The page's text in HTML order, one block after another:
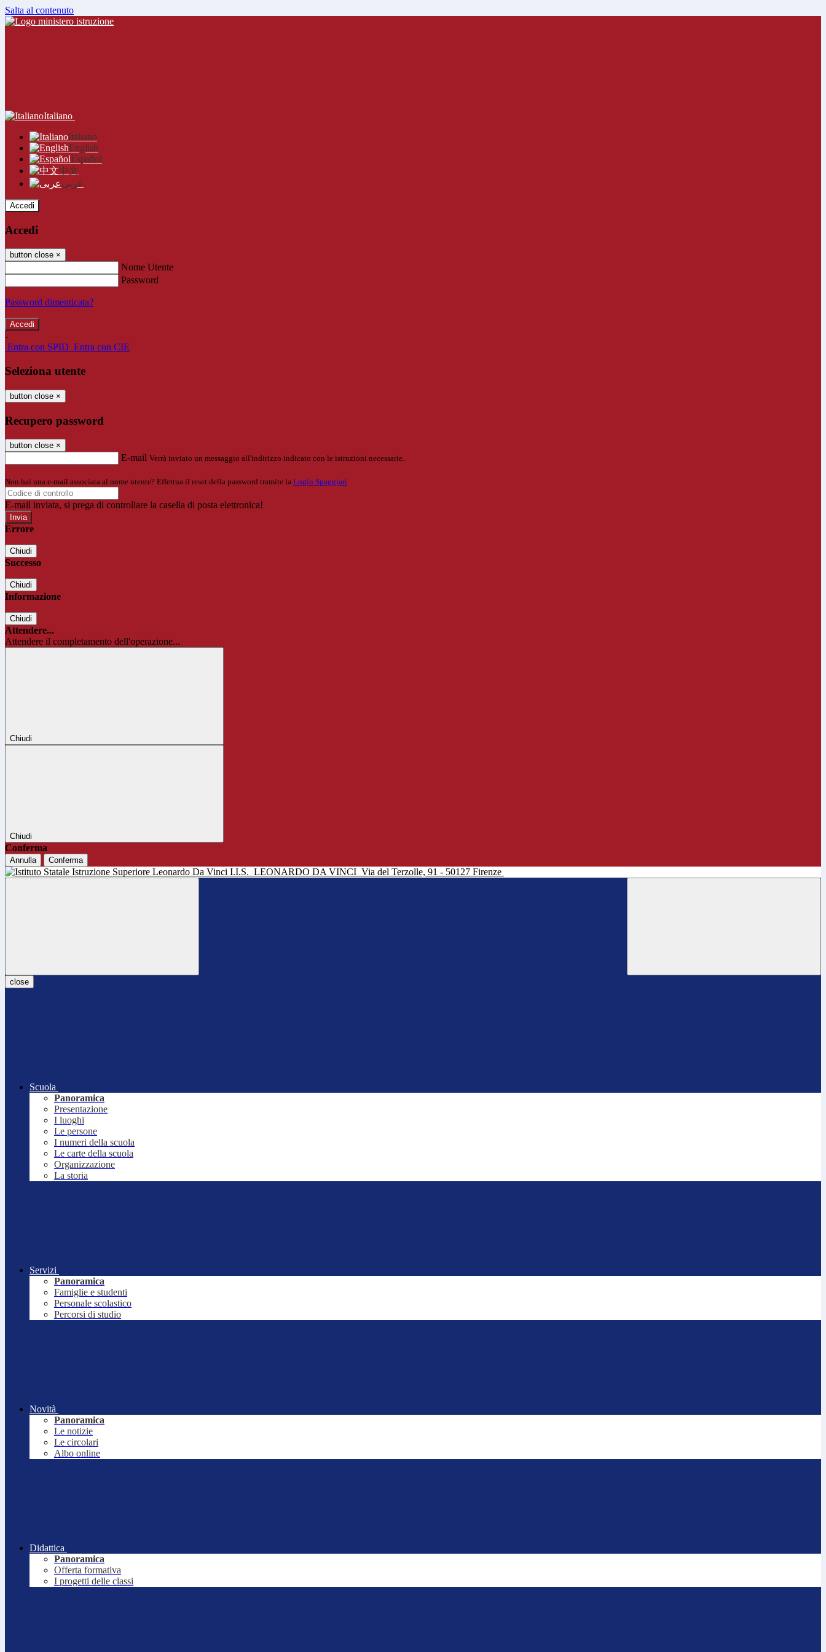
Salta al contenuto
Italiano
Italiano
English
Español
中文
عربى
Accedi
Accedi
button close ×
Nome Utente
Password
Password dimenticata?
-
Entra con SPID Entra con CIE
Seleziona utente
button close ×
Recupero password
button close ×
E-mail Verrà inviato un messaggio all'indirizzo indicato con le istruzioni necessarie.
Non hai una e-mail associata al nome utente? Effettua il reset della password tramite la Login Spaggiari
E-mail inviata, si prega di controllare la casella di posta elettronica!
Errore
Chiudi
Successo
Chiudi
Informazione
Chiudi
Attendere...
Attendere il completamento dell'operazione...
Chiudi
Chiudi
Conferma
Annulla Conferma
I.I.S. LEONARDO DA VINCI Via del Terzolle, 91 - 50127 Firenze
close
Scuola
Panoramica
Presentazione
I luoghi
Le persone
I numeri della scuola
Le carte della scuola
Organizzazione
La storia
Servizi
Panoramica
Famiglie e studenti
Personale scolastico
Percorsi di studio
Novità
Panoramica
Le notizie
Le circolari
Albo online
Didattica
Panoramica
Offerta formativa
I progetti delle classi